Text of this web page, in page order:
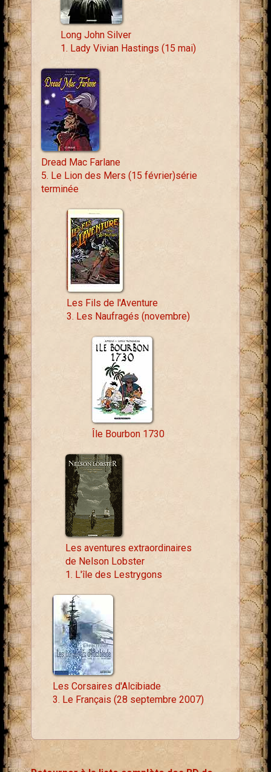
Long John Silver
1. Lady Vivian Hastings (15 mai)
Dread Mac Farlane
5. Le Lion des Mers (15 février)série
terminée
Les Fils de l'Aventure
3. Les Naufragés (novembre)
Île Bourbon 1730
Les aventures extraordinaires
de Nelson Lobster
1. L'île des Lestrygons
Les Corsaires d'Alcibiade
3. Le Français (28 septembre 2007)